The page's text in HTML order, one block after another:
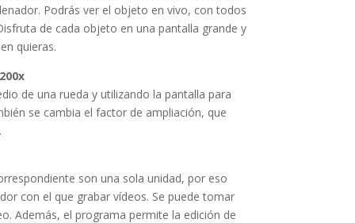
Podrás ver el objeto en vivo, con todos
de cada objeto en una pantalla grande y
quieras.
de una rueda y utilizando la pantalla para
se cambia el factor de ampliación, que
son una sola unidad, por eso
con el que grabar vídeos. Se puede tomar
Además, el programa permite la edición de